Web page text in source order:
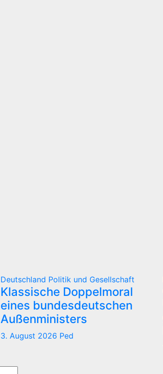
Deutschland Politik und Gesellschaft
Klassische Doppelmoral
eines bundesdeutschen
Außenministers
3. August 2026 Ped